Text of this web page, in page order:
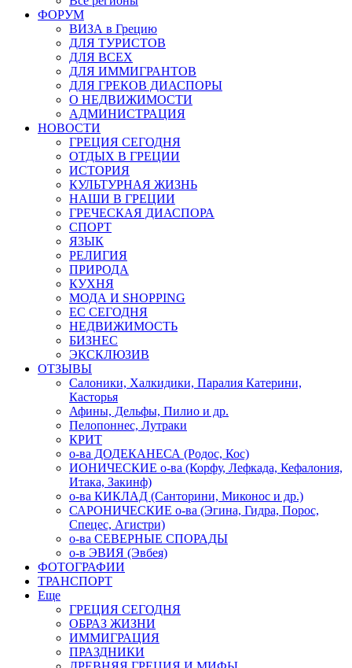
ФОРУМ
ВИЗА в Грецию
ДЛЯ ТУРИСТОВ
ДЛЯ ВСЕХ
ДЛЯ ИММИГРАНТОВ
ДЛЯ ГРЕКОВ ДИАСПОРЫ
О НЕДВИЖИМОСТИ
АДМИНИСТРАЦИЯ
НОВОСТИ
ГРЕЦИЯ СЕГОДНЯ
ОТДЫХ В ГРЕЦИИ
ИСТОРИЯ
КУЛЬТУРНАЯ ЖИЗНЬ
НАШИ В ГРЕЦИИ
ГРЕЧЕСКАЯ ДИАСПОРА
СПОРТ
ЯЗЫК
РЕЛИГИЯ
ПРИРОДА
КУХНЯ
МОДА И SHOPPING
ЕС СЕГОДНЯ
НЕДВИЖИМОСТЬ
БИЗНЕС
ЭКСКЛЮЗИВ
ОТЗЫВЫ
Салоники, Халкидики, Паралия Катерини,
Касторья
Афины, Дельфы, Пилио и др.
Пелопоннес, Лутраки
КРИТ
о-ва ДОДЕКАНЕСА (Родос, Кос)
ИОНИЧЕСКИЕ о-ва (Корфу, Лефкада, Кефалония,
Итака, Закинф)
о-ва КИКЛАД (Санторини, Миконос и др.)
САРОНИЧЕСКИЕ о-ва (Эгина, Гидра, Порос,
Спецес, Агистри)
о-ва СЕВЕРНЫЕ СПОРАДЫ
о-в ЭВИЯ (Эвбея)
ФОТОГРАФИИ
ТРАНСПОРТ
Еще
ГРЕЦИЯ СЕГОДНЯ
ОБРАЗ ЖИЗНИ
ИММИГРАЦИЯ
ПРАЗДНИКИ